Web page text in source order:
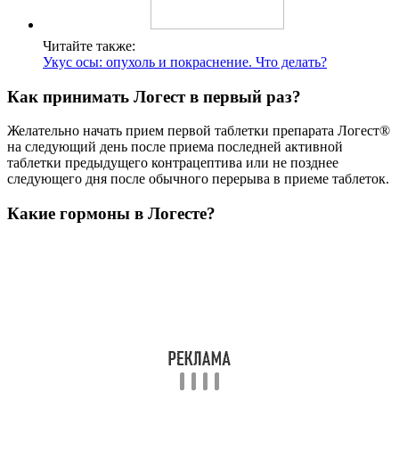
Читайте также:
Укус осы: опухоль и покраснение. Что делать?
Как принимать Логест в первый раз?
Желательно начать прием первой таблетки препарата Логест®
на следующий день после приема последней активной
таблетки предыдущего контрацептива или не позднее
следующего дня после обычного перерыва в приеме таблеток.
Какие гормоны в Логесте?